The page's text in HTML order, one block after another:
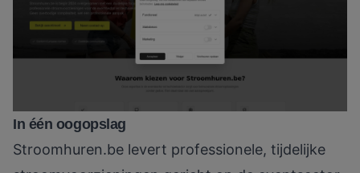
In één oogopslag
Stroomhuren.be levert professionele, tijdelijke